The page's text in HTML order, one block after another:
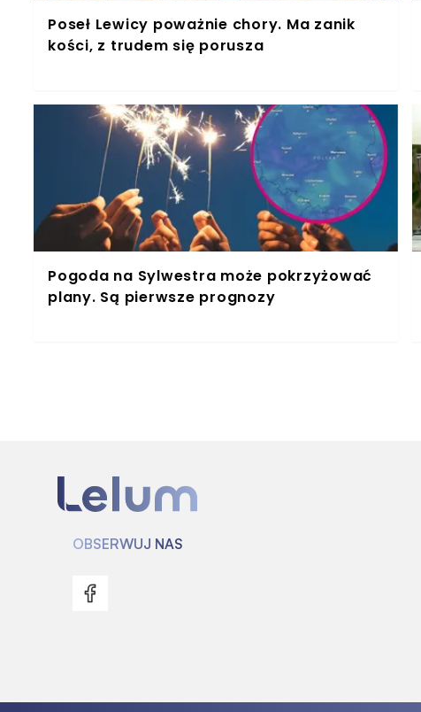
Poseł Lewicy poważnie chory. Ma zanik
kości, z trudem się porusza
Pogoda na Sylwestra może pokrzyżować
plany. Są pierwsze prognozy
OBSERWUJ NAS